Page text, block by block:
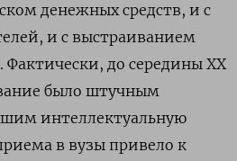
денежных средств, и с
и с выстраиванием
до середины XX
было штучным
интеллектуальную
в вузы привело к